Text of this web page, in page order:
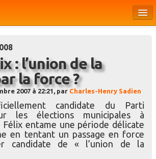
la force ?
2007 à 22:21, par Charles-Henry Sadien
candidate du Parti
les élections municipales à
Félix entame une période délicate
en tentant un passage en force
candidate de « l’union de la